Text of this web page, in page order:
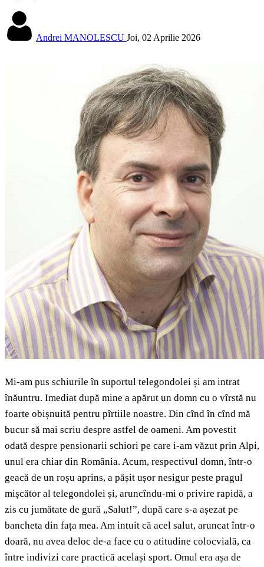
Andrei MANOLESCU Joi, 02 Aprilie 2026
Mi-am pus schiurile în suportul telegondolei și am intrat
înăuntru. Imediat după mine a apărut un domn cu o vîrstă nu
foarte obișnuită pentru pîrtiile noastre. Din cînd în cînd mă
bucur să mai scriu despre astfel de oameni. Am povestit
odată despre pensionarii schiori pe care i-am văzut prin Alpi,
unul era chiar din România. Acum, respectivul domn, într-o
geacă de un roșu aprins, a pășit ușor nesigur peste pragul
mișcător al telegondolei și, aruncîndu-mi o privire rapidă, a
zis cu jumătate de gură „Salut!”, după care s-a așezat pe
bancheta din fața mea. Am intuit că acel salut, aruncat într-o
doară, nu avea deloc de-a face cu o atitudine colocvială, ca
între indivizi care practică același sport. Omul era așa de